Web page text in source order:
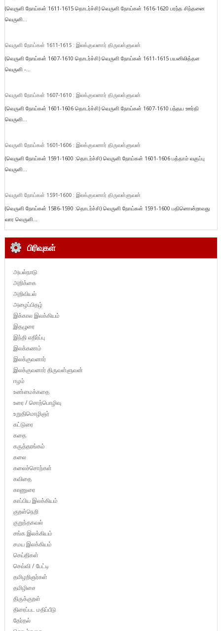
(வெருளி நோய்கள் 1611-1615 தொடர்ச்சி) வெருளி நோய்கள் 1616-1620 பரந்த சிந்தனை
வெருளி...
வெருளி நோய்கள் 1611-1615 : இலக்குவனார் திருவள்ளுவன்
(வெருளி நோய்கள் 1607-1610 தொடர்ச்சி) வெருளி நோய்கள் 1611-1615 பயனிலித்தள
வெருளி -...
வெருளி நோய்கள் 1607-1610 : இலக்குவனார் திருவள்ளுவன்
(வெருளி நோய்கள் 1601-1606 தொடர்ச்சி) வெருளி நோய்கள் 1607-1610 பந்தய ஊர்தி
வெருளி...
வெருளி நோய்கள் 1601-1606 : இலக்குவனார் திருவள்ளுவன்
(வெருளி நோய்கள் 1591-1600 :தொடர்ச்சி) வெருளி நோய்கள் 1601-1606 பத்தாம் வகுப்பு
வெருளி...
வெருளி நோய்கள் 1591-1600 : இலக்குவனார் திருவள்ளுவன்
(வெருளி நோய்கள் 1586-1590 :தொடர்ச்சி) வெருளி நோய்கள் 1591-1600 பதினொன்றாவது
வார வெருளி...
பிரிவுகள்
அயல்நாடு
அறிக்கை
அறிவியல்
அழைப்பிதழ்
இக்கால இலக்கியம்
இதழுரை
இந்தி எதிர்ப்பு
இலக்கணம்
இலக்குவனார்
இலக்குவனார் திருவள்ளுவன்
ஈழம்
உண்மைக்கதை
உரை / சொற்பொழிவு
உறுதிமொழிஞர்
கட்டுரை
கதை
கருத்தரங்கம்
கலை
கலைச்சொற்கள்
கவிதை
காணுரை
காப்பிய இலக்கியம்
குறள்நெறி
குறுந்தகவல்
சங்க இலக்கியம்
சமய இலக்கியம்
செய்திகள்
செவ்வி / பேட்டி
தமிழறிஞர்கள்
தமிழிசை
திருக்குறள்
திரைப்பட மதிப்பீடு
தேர்தல்